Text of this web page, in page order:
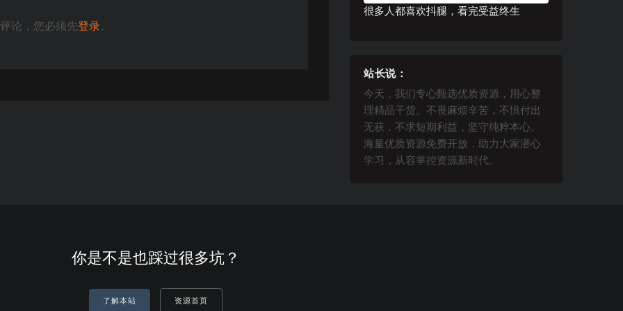
论，您必须先登录。
很多人都喜欢抖腿，看完受益终生
站长说：
今天，我们专心甄选优质资源，用心整
理精品干货。不畏麻烦辛苦，不惧付出
无获，不求短期利益，坚守纯粹本心。
海量优质资源免费开放，助力大家潜心
学习，从容掌控资源新时代。
你是不是也踩过很多坑？
了解本站 资源首页